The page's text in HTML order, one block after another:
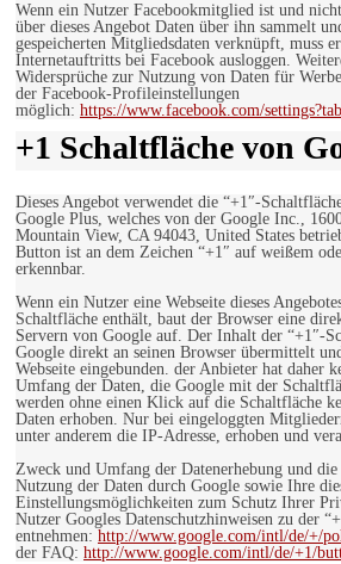
Wenn ein Nutzer Facebookmitglied ist und
über dieses Angebot Daten über ihn sammelt
gespeicherten Mitgliedsdaten verknüpft, muss
Internetauftritts bei Facebook ausloggen.
Widersprüche zur Nutzung von Daten für
der Facebook-Profileinstellungen
möglich: https://www.facebook.com/
+1 Schaltfläche von
Dieses Angebot verwendet die “+1″-
Google Plus, welches von der Google Inc.,
Mountain View, CA 94043, United States
Button ist an dem Zeichen “+1″ auf weißem
erkennbar.
Wenn ein Nutzer eine Webseite dieses
Schaltfläche enthält, baut der Browser eine
Servern von Google auf. Der Inhalt der “+1″-
Google direkt an seinen Browser übermittelt
Webseite eingebunden. der Anbieter hat daher
Umfang der Daten, die Google mit der
werden ohne einen Klick auf die Schaltfläche
Daten erhoben. Nur bei eingeloggten
unter anderem die IP-Adresse, erhoben und
Zweck und Umfang der Datenerhebung und
Nutzung der Daten durch Google sowie Ihre
Einstellungsmöglichkeiten zum Schutz Ihrer
Nutzer Googles Datenschutzhinweisen zu der
entnehmen: http://www.google.com/intl/de/+/
der FAQ: http://www.google.com/intl/de/+1/